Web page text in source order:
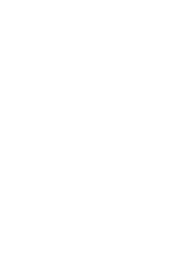
Tal y como se
rapaz fue sacada
disposición del
de Manilva.
El acoso de